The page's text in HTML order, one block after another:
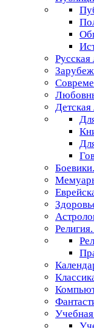
Русская
Детская
Учебная